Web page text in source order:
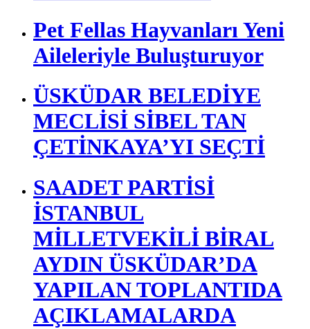
Pet Fellas Hayvanları Yeni
Aileleriyle Buluşturuyor
ÜSKÜDAR BELEDİYE
MECLİSİ SİBEL TAN
ÇETİNKAYA’YI SEÇTİ
SAADET PARTİSİ
İSTANBUL
MİLLETVEKİLİ BİRAL
AYDIN ÜSKÜDAR’DA
YAPILAN TOPLANTIDA
AÇIKLAMALARDA